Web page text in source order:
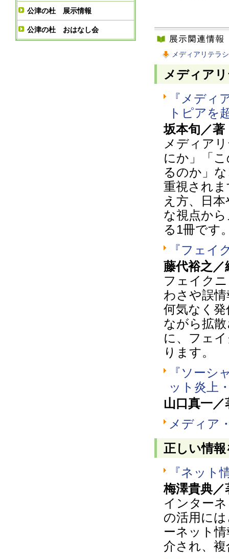
公津の杜 展示情報
公津の杜 おはなし会
メディアリテラ
メディア
『メデ
トピアを
坂本旬／
メディア
にか」「
るのか」
重視され
え方、日
な視点か
る1冊です
『フェイ
藤代裕之
フェイク
わさや誤
何気なく
ながら拡
に、フェ
ります。
『ソー
ット炎上
山口真一
メディア
正しい情
『ネット
梅澤貴典
インター
の活用に
ーネット
介され、